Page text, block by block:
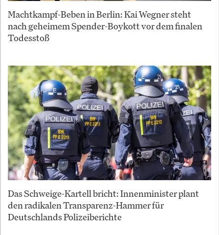
Machtkampf-Beben in Berlin: Kai Wegner steht
nach geheimem Spender-Boykott vor dem finalen
Todesstoß
Das Schweige-Kartell bricht: Innenminister plant
den radikalen Transparenz-Hammer für
Deutschlands Polizeiberichte